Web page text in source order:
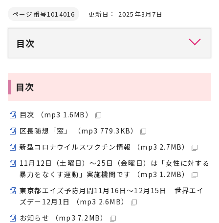
ページ番号1014016 更新日： 2025年3月7日
目次
目次
目次 （mp3 1.6MB）
区長随想「窓」 （mp3 779.3KB）
新型コロナウイルスワクチン情報 （mp3 2.7MB）
11月12日（土曜日）～25日（金曜日）は「女性に対する
暴力をなくす運動」実施機関です （mp3 1.2MB）
東京都エイズ予防月間11月16日～12月15日 世界エイ
ズデー12月1日 （mp3 2.6MB）
お知らせ （mp3 7.2MB）